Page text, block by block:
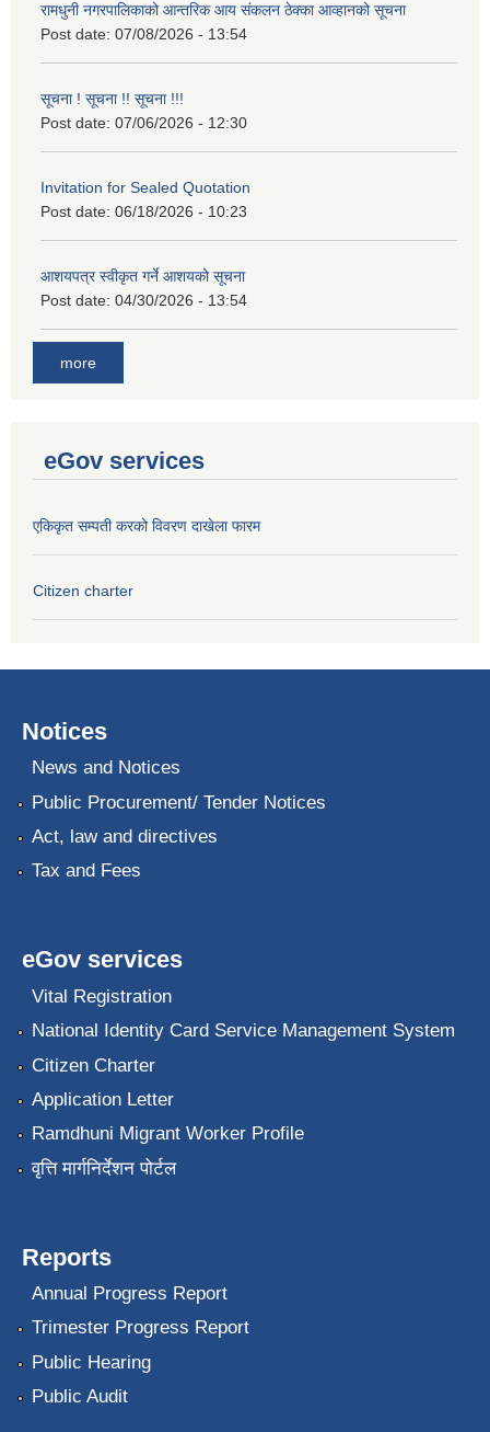
रामधुनी नगरपालिकाको आन्तरिक आय संकलन ठेक्का आव्हानको सूचना
Post date: 07/08/2026 - 13:54
सूचना ! सूचना !! सूचना !!!
Post date: 07/06/2026 - 12:30
Invitation for Sealed Quotation
Post date: 06/18/2026 - 10:23
आशयपत्र स्वीकृत गर्ने आशयको सूचना
Post date: 04/30/2026 - 13:54
more
eGov services
एकिकृत सम्पती करको विवरण दाखेला फारम
Citizen charter
Notices
News and Notices
Public Procurement/ Tender Notices
Act, law and directives
Tax and Fees
eGov services
Vital Registration
National Identity Card Service Management System
Citizen Charter
Application Letter
Ramdhuni Migrant Worker Profile
वृत्ति मार्गनिर्देशन पोर्टल
Reports
Annual Progress Report
Trimester Progress Report
Public Hearing
Public Audit